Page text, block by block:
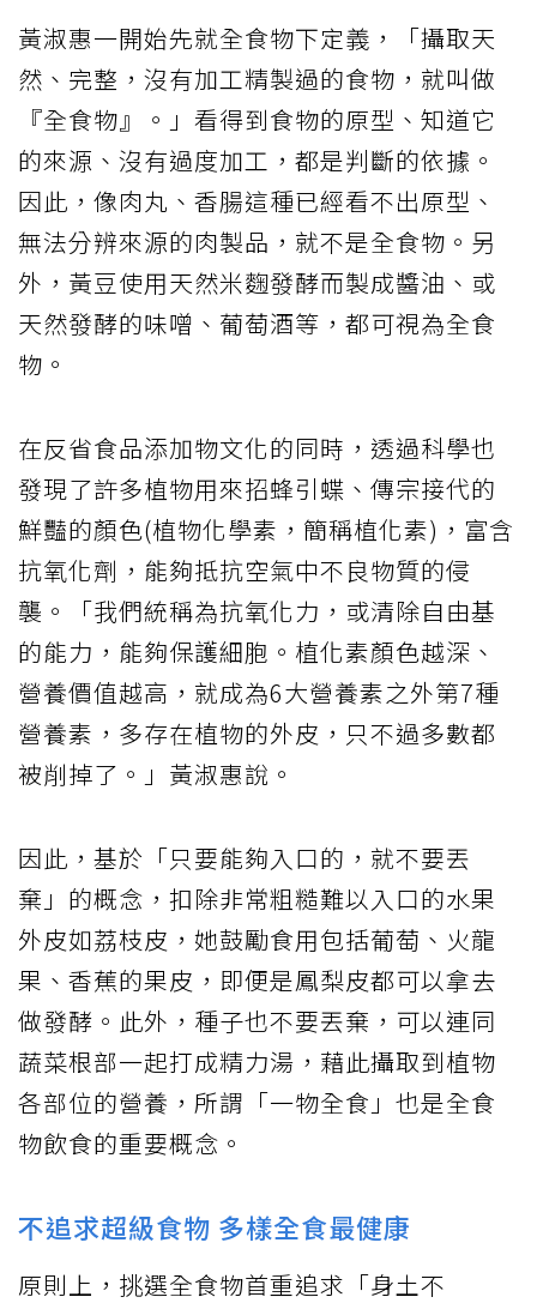
黃淑惠一開始先就全食物下定義，「攝取天
然、完整，沒有加工精製過的食物，就叫做
『全食物』。」看得到食物的原型、知道它
的來源、沒有過度加工，都是判斷的依據。
因此，像肉丸、香腸這種已經看不出原型、
無法分辨來源的肉製品，就不是全食物。另
外，黃豆使用天然米麴發酵而製成醬油、或
天然發酵的味噌、葡萄酒等，都可視為全食
物。
在反省食品添加物文化的同時，透過科學也
發現了許多植物用來招蜂引蝶、傳宗接代的
鮮豔的顏色(植物化學素，簡稱植化素)，富含
抗氧化劑，能夠抵抗空氣中不良物質的侵
襲。「我們統稱為抗氧化力，或清除自由基
的能力，能夠保護細胞。植化素顏色越深、
營養價值越高，就成為6大營養素之外第7種
營養素，多存在植物的外皮，只不過多數都
被削掉了。」黃淑惠說。
因此，基於「只要能夠入口的，就不要丟
棄」的概念，扣除非常粗糙難以入口的水果
外皮如荔枝皮，她鼓勵食用包括葡萄、火龍
果、香蕉的果皮，即便是鳳梨皮都可以拿去
做發酵。此外，種子也不要丟棄，可以連同
蔬菜根部一起打成精力湯，藉此攝取到植物
各部位的營養，所謂「一物全食」也是全食
物飲食的重要概念。
不追求超級食物 多樣全食最健康
原則上，挑選全食物首重追求「身土不